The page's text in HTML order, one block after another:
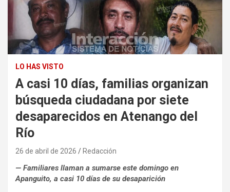
LO HAS VISTO
A casi 10 días, familias organizan
búsqueda ciudadana por siete
desaparecidos en Atenango del
Río
26 de abril de 2026 Redacción
— Familiares llaman a sumarse este domingo en
Apanguito, a casi 10 días de su desaparición